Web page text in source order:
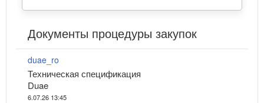
Документы процедуры закупок
duae_ro
Техническая спецификация
Duae
6.07.26 13:45